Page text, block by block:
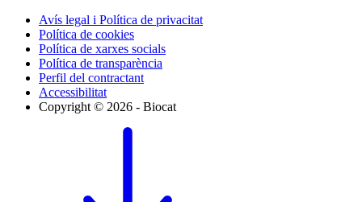
Avís legal i Política de privacitat
Política de cookies
Política de xarxes socials
Política de transparència
Perfil del contractant
Accessibilitat
Copyright © 2026 - Biocat